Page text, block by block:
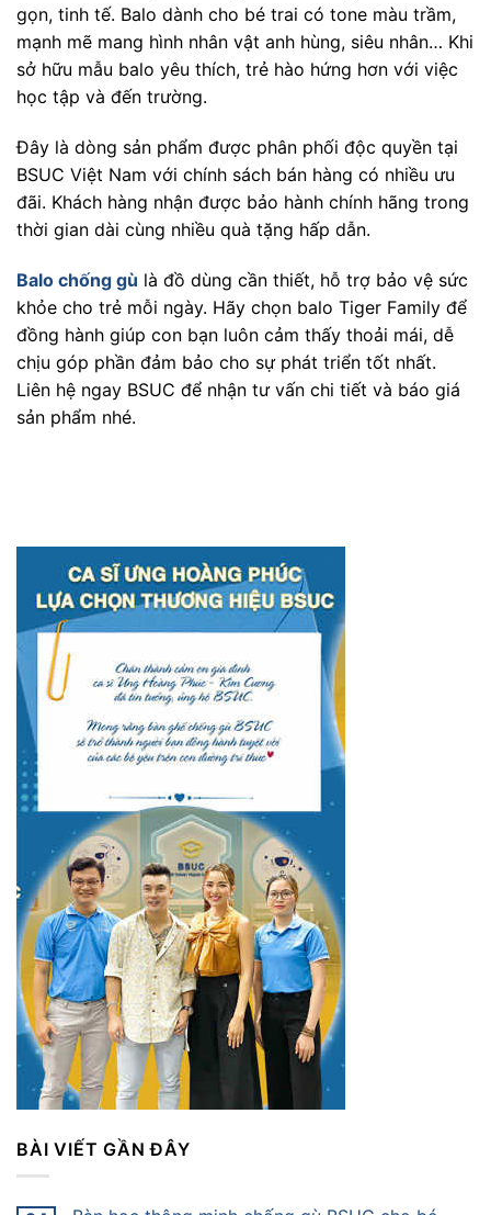
gọn, tinh tế. Balo dành cho bé trai có tone màu trầm,
mạnh mẽ mang hình nhân vật anh hùng, siêu nhân… Khi
sở hữu mẫu balo yêu thích, trẻ hào hứng hơn với việc
học tập và đến trường.
Đây là dòng sản phẩm được phân phối độc quyền tại
BSUC Việt Nam với chính sách bán hàng có nhiều ưu
đãi. Khách hàng nhận được bảo hành chính hãng trong
thời gian dài cùng nhiều quà tặng hấp dẫn.
Balo chống gù là đồ dùng cần thiết, hỗ trợ bảo vệ sức
khỏe cho trẻ mỗi ngày. Hãy chọn balo Tiger Family để
đồng hành giúp con bạn luôn cảm thấy thoải mái, dễ
chịu góp phần đảm bảo cho sự phát triển tốt nhất.
Liên hệ ngay BSUC để nhận tư vấn chi tiết và báo giá
sản phẩm nhé.
BÀI VIẾT GẦN ĐÂY